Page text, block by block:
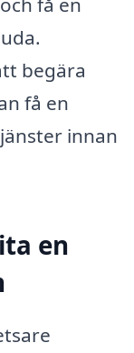
begära
få en
innan
en